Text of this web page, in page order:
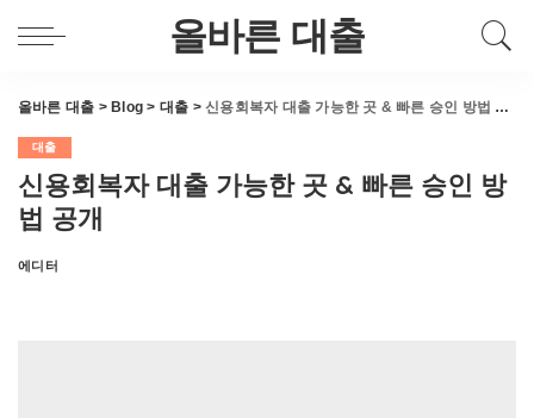
올바른 대출
올바른 대출 > Blog > 대출 >신용회복자 대출 가능한 곳 & 빠른 승인 방법 공개
대출
신용회복자 대출 가능한 곳 & 빠른 승인 방
법 공개
Posted
에디터